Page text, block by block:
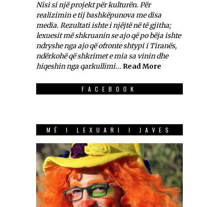
Nisi si një projekt për kulturën. Për
realizimin e tij bashkëpunova me disa
media. Rezultati ishte i njëjtë në të gjitha;
lexuesit më shkruanin se ajo që po bëja ishte
ndryshe nga ajo që ofronte shtypi i Tiranës,
ndërkohë që shkrimet e mia sa vinin dhe
hiqeshin nga qarkullimi... Read More
FACEBOOK
MË I LEXUARI I JAVES